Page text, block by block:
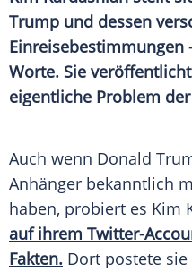
Trump und dessen
Einreisebestimmungen
Worte. Sie
eigentliche Problem
Auch wenn Donald
Anhänger bekanntlich
haben, probiert es Kim
auf ihrem Twitter-
Fakten. Dort postete